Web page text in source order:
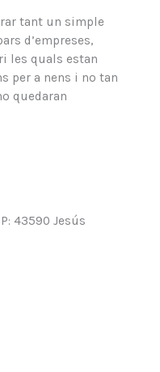
tant un simple
d’empreses,
les quals estan
per a nens i no tan
quedaran
43590 Jesús